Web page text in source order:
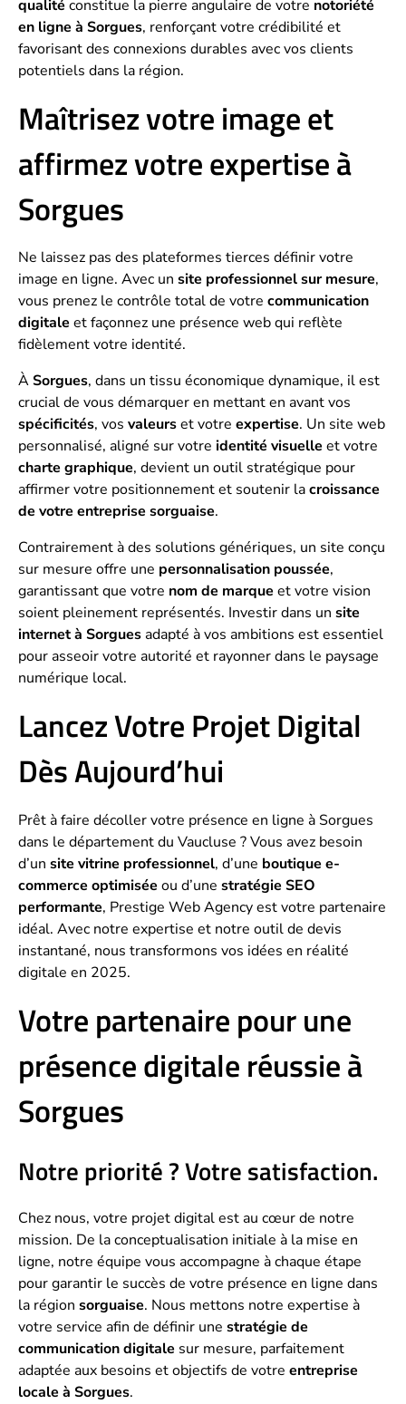
qualité constitue la pierre angulaire de votre notoriété
en ligne à Sorgues, renforçant votre crédibilité et
favorisant des connexions durables avec vos clients
potentiels dans la région.
Maîtrisez votre image et
affirmez votre expertise à
Sorgues
Ne laissez pas des plateformes tierces définir votre
image en ligne. Avec un site professionnel sur mesure,
vous prenez le contrôle total de votre communication
digitale et façonnez une présence web qui reflète
fidèlement votre identité.
ÀSorgues, dans un tissu économique dynamique, il est
crucial de vous démarquer en mettant en avant vos
spécificités, vos valeurset votre expertise. Un site web
personnalisé, aligné sur votre identité visuelle et votre
charte graphique, devient un outil stratégique pour
affirmer votre positionnement et soutenir lacroissance
de votre entreprise sorguaise.
Contrairement à des solutions génériques, un site conçu
sur mesure offre une personnalisation poussée,
garantissant que votre nom de marque et votre vision
soient pleinement représentés. Investir dans un site
internet à Sorguesadapté à vos ambitions est essentiel
pour asseoir votre autorité et rayonner dans le paysage
numérique local.
Lancez Votre Projet Digital
Dès Aujourd’hui
Prêt à faire décoller votre présence en ligne à Sorgues
dans le département du Vaucluse ? Vous avez besoin
d’un site vitrine professionnel, d’une boutique e-
commerce optimisée ou d’une stratégie SEO
performante, Prestige Web Agency est votre partenaire
idéal. Avec notre expertise et notre outil de devis
instantané, nous transformons vos idées en réalité
digitale en 2025.
Votre partenaire pour une
présence digitale réussie à
Sorgues
Notre priorité ? Votre satisfaction.
Chez nous, votre projet digital est au cœur de notre
mission. De la conceptualisation initiale à la mise en
ligne, notre équipe vous accompagne à chaque étape
pour garantir le succès de votre présence en ligne dans
la région sorguaise. Nous mettons notre expertise à
votre service afin de définir une stratégie de
communication digitale sur mesure, parfaitement
adaptée aux besoins et objectifs de votre entreprise
locale à Sorgues.